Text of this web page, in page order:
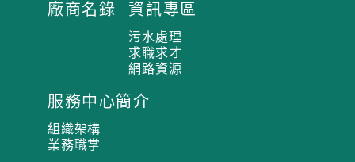
廠商名錄 資訊專區
污水處理
求職求才
網路資源
服務中心簡介
組織架構
業務職掌